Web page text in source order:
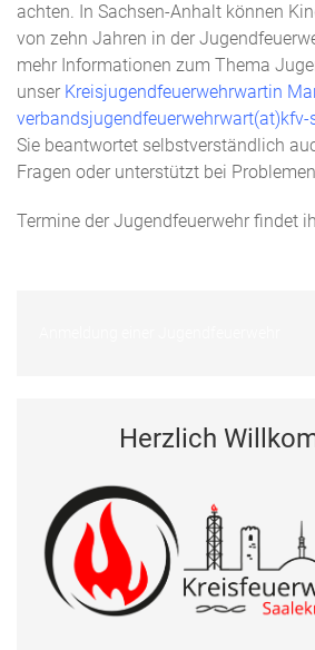
achten. In Sachsen-Anhalt können
von zehn Jahren in der
mehr Informationen zum Thema
unser Kreisjugendfeuerwehrwartin
verbandsjugendfeuerwehrwart(at)kfv-
Sie beantwortet selbstverständlich
Fragen oder unterstützt bei
Termine der Jugendfeuerwehr findet
Herzlich